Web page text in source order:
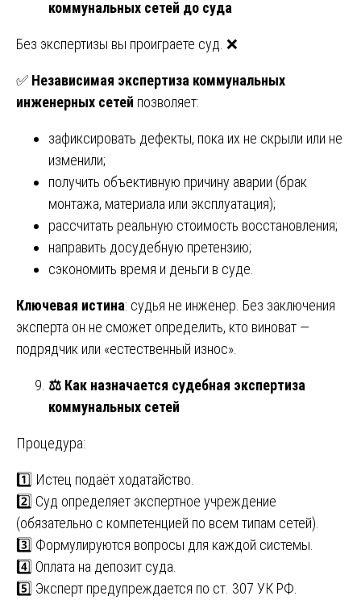
коммунальных сетей до суда
Без экспертизы вы проиграете суд. ❌
✅ Независимая экспертиза коммунальных
инженерных сетей позволяет:
зафиксировать дефекты, пока их не скрыли или не
изменили;
получить объективную причину аварии (брак
монтажа, материала или эксплуатация);
рассчитать реальную стоимость восстановления;
направить досудебную претензию;
сэкономить время и деньги в суде.
Ключевая истина: судья не инженер. Без заключения
эксперта он не сможет определить, кто виноват —
подрядчик или «естественный износ».
⚖️ Как назначается судебная экспертиза
коммунальных сетей
Процедура:
1️⃣ Истец подаёт ходатайство.
2️⃣ Суд определяет экспертное учреждение
(обязательно с компетенцией по всем типам сетей).
3️⃣ Формулируются вопросы для каждой системы.
4️⃣ Оплата на депозит суда.
5️⃣ Эксперт предупреждается по ст. 307 УК РФ.